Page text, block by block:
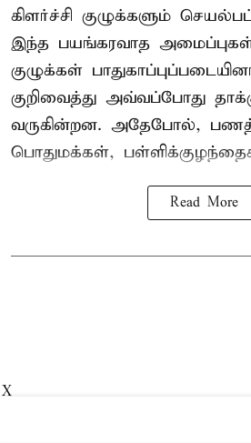
கிளர்ச்சி குழுக்களும்
இந்த பயங்கரவாத அமைப்புகள்,
குழுக்கள்
குறிவைத்து அவ்வப்போது
வருகின்றன. அதேபோல்,
பொதுமக்கள்,
Read More
X